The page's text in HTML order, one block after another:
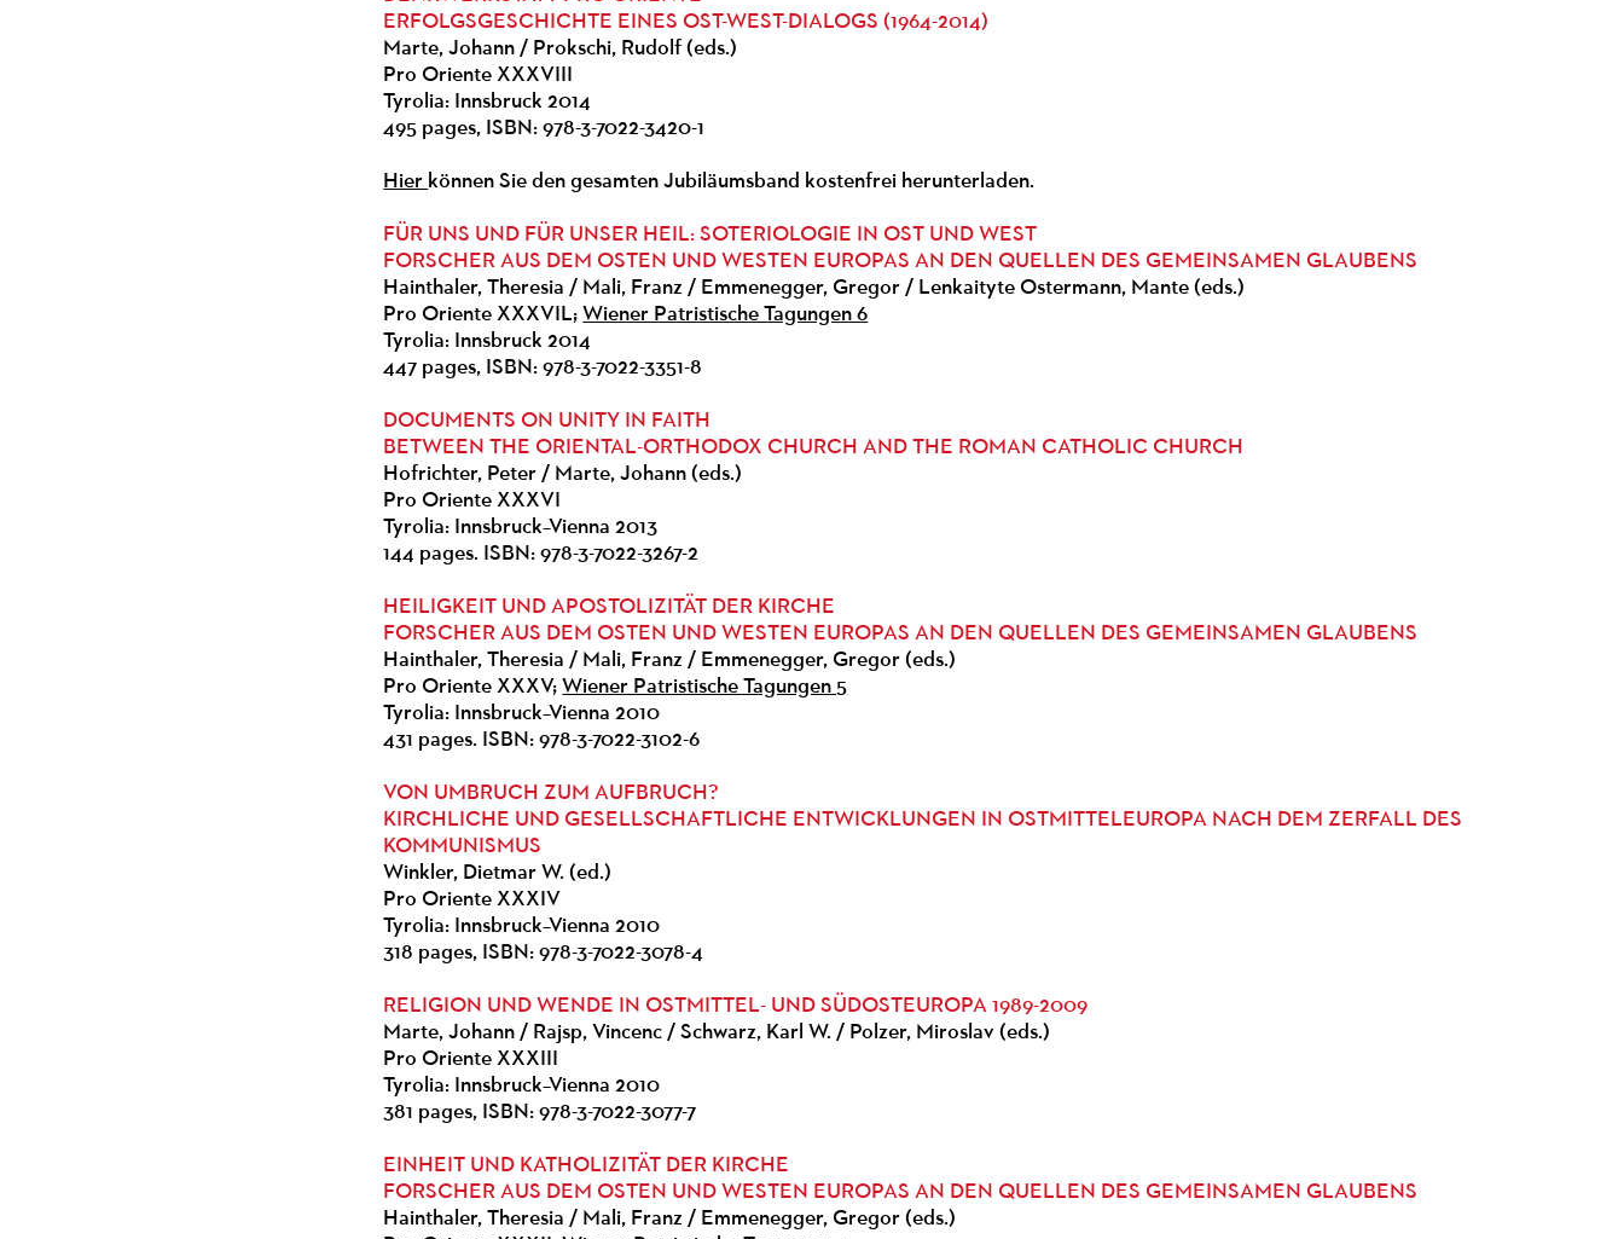
ERFOLGSGESCHICHTE EINES OST-WEST-DIALOGS (1964-2014)
Marte, Johann / Prokschi, Rudolf (eds.)
Pro Oriente XXXVIII
Tyrolia: Innsbruck 2014
495 pages, ISBN: 978-3-7022-3420-1
Hier können Sie den gesamten Jubiläumsband kostenfrei herunterladen.
FÜR UNS UND FÜR UNSER HEIL: SOTERIOLOGIE IN OST UND WEST
FORSCHER AUS DEM OSTEN UND WESTEN EUROPAS AN DEN QUELLEN DES GEMEINSAMEN GLAUBENS
Hainthaler, Theresia / Mali, Franz / Emmenegger, Gregor / Lenkaityte Ostermann, Mante (eds.)
Pro Oriente XXXVIL;Wiener Patristische Tagungen 6
Tyrolia: Innsbruck 2014
447 pages, ISBN: 978-3-7022-3351-8
DOCUMENTS ON UNITY IN FAITH
BETWEEN THE ORIENTAL-ORTHODOX CHURCH AND THE ROMAN CATHOLIC CHURCH
Hofrichter, Peter / Marte, Johann (eds.)
Pro Oriente XXXVI
Tyrolia: Innsbruck–Vienna 2013
144 pages. ISBN: 978-3-7022-3267-2
HEILIGKEIT UND APOSTOLIZITÄT DER KIRCHE
FORSCHER AUS DEM OSTEN UND WESTEN EUROPAS AN DEN QUELLEN DES GEMEINSAMEN GLAUBENS
Hainthaler, Theresia / Mali, Franz / Emmenegger, Gregor (eds.)
Pro Oriente XXXV;Wiener Patristische Tagungen 5
Tyrolia: Innsbruck–Vienna 2010
431 pages. ISBN: 978-3-7022-3102-6
VON UMBRUCH ZUM AUFBRUCH?
KIRCHLICHE UND GESELLSCHAFTLICHE ENTWICKLUNGEN IN OSTMITTELEUROPA NACH DEM ZERFALL DES
KOMMUNISMUS
Winkler, Dietmar W. (ed.)
Pro Oriente XXXIV
Tyrolia: Innsbruck–Vienna 2010
318 pages, ISBN: 978-3-7022-3078-4
RELIGION UND WENDE IN OSTMITTEL- UND SÜDOSTEUROPA 1989-2009
Marte, Johann / Rajsp, Vincenc / Schwarz, Karl W. / Polzer, Miroslav (eds.)
Pro Oriente XXXIII
Tyrolia: Innsbruck–Vienna 2010
381 pages, ISBN: 978-3-7022-3077-7
EINHEIT UND KATHOLIZITÄT DER KIRCHE
FORSCHER AUS DEM OSTEN UND WESTEN EUROPAS AN DEN QUELLEN DES GEMEINSAMEN GLAUBENS
Hainthaler, Theresia / Mali, Franz / Emmenegger, Gregor (eds.)